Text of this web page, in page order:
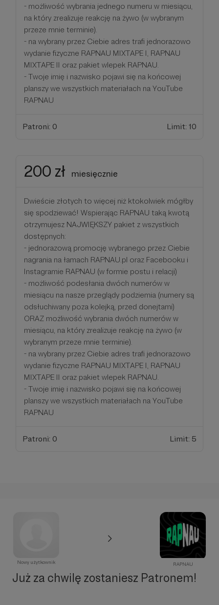
- możliwość wybrania jednego numeru w miesiącu,
na który zrealizuje reakcję na żywo (w wybranym
przeze mnie terminie).
- na wybrany przez Ciebie adres trafi jednorazowo
wydanie fizyczne RAPNAU MIXTAPE I, RAPNAU
MIXTAPE II oraz pakiet wlepek RAPNAU.
- Twoje imię i nazwisko pojawi się na końcowej
planszy we wszystkich materiałach na YouTube
RAPNAU
Patroni: 0 Limit: 10
200 zł miesięcznie
Dwieście złotych to więcej niż ktokolwiek mógłby
się spodziewać! Wspierając RAPNAU taką kwotą
otrzymujesz NAJWIĘKSZY pakiet z wszystkich
dostępnych:
- jednorazową promocję wybranego przez Ciebie
nagrania na łamach RAPNAU.pl oraz Facebooku i
Instagramie RAPNAU (w formie postu i relacji)
- możliwość podesłania dwóch numerów w
miesiącu na nasze przeglądy podziemia (numery są
odsłuchiwany poza kolejką, przed donejtami)
ORAZ możliwość wybrania dwóch numerów w
miesiącu, na który zrealizuje reakcję na żywo (w
wybranym przeze mnie terminie).
- na wybrany przez Ciebie adres trafi jednorazowo
wydanie fizyczne RAPNAU MIXTAPE I, RAPNAU
MIXTAPE II oraz pakiet wlepek RAPNAU.
- Twoje imię i nazwisko pojawi się na końcowej
planszy we wszystkich materiałach na YouTube
RAPNAU
Patroni: 0 Limit: 5
Nowy użytkownik RAPNAU
Już za chwilę zostaniesz Patronem!